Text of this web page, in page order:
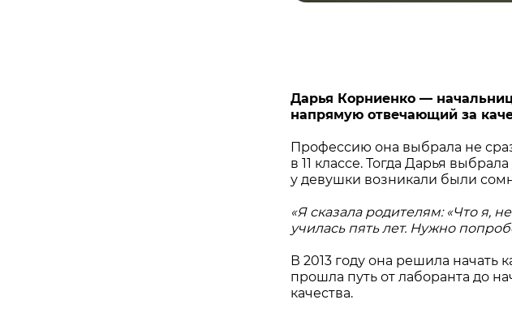
Дарья Корниенко —
напрямую отвечающий за
Профессию она выбрала не
в 11 классе. Тогда Дарья
у девушки возникали были
«Я сказала родителям: «Что я,
училась пять лет. Нужно
В 2013 году она решила
прошла путь от лаборанта до
качества.